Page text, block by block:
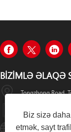
BIZIMLƏ ƏLAQƏ
Tongzhong Road,
+86-19979320050
Biz sizə
etmək, sayt